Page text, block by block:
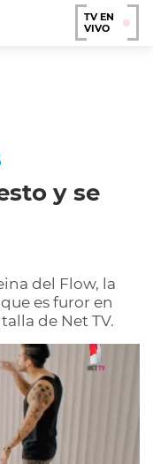
TV EN
VIVO
y se
del Flow, la
es furor en
de Net TV.